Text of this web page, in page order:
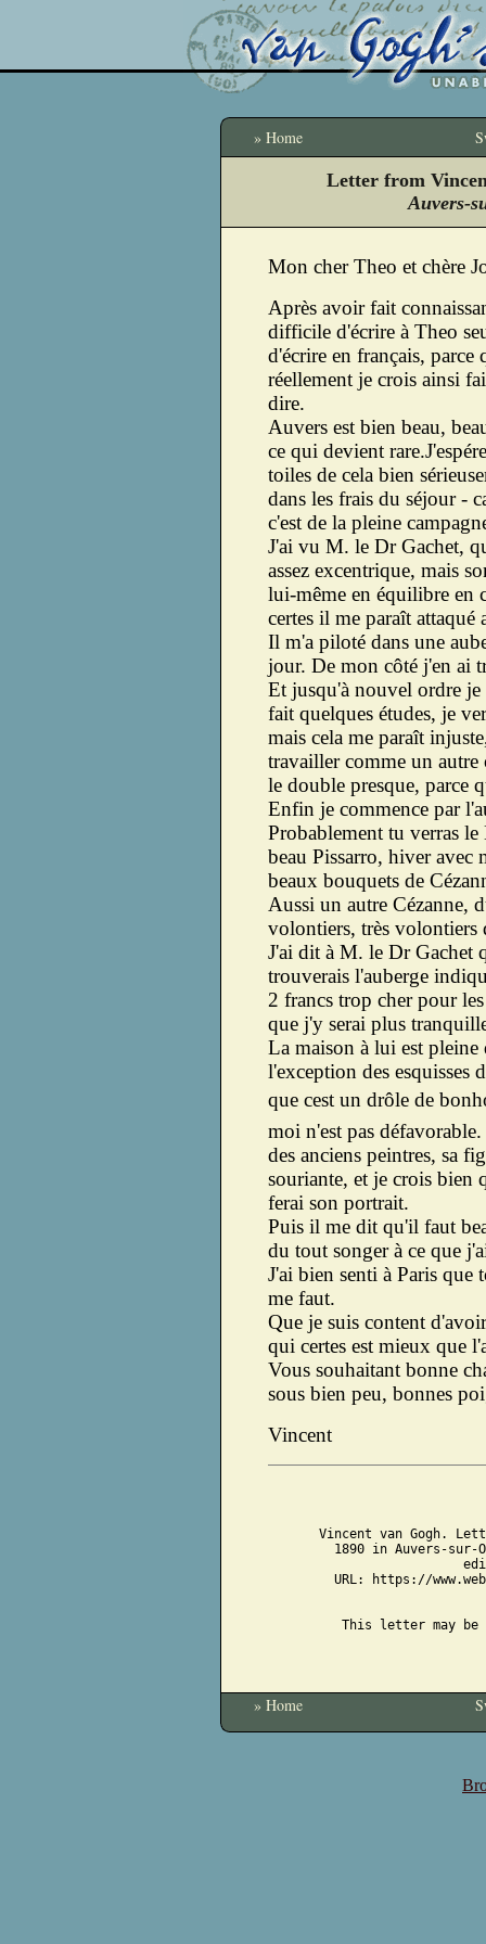
» Home
Letter from
Auvers-
Mon cher Theo et chère
Après avoir fait
difficile d'écrire à Theo
d'écrire en français,
réellement je crois ainsi
dire.
Auvers est bien beau,
ce qui devient
toiles de cela bien
dans les frais du séjour -
c'est de la pleine
J'ai vu M. le Dr Gachet,
assez excentrique, mais
lui-même en équilibre en
certes il me paraît
Il m'a piloté dans une
jour. De mon côté j'en ai
Et jusqu'à nouvel ordre
fait quelques études, je
mais cela me paraît
travailler comme un
le double presque, parce
Enfin je commence par
Probablement tu verras
beau Pissarro, hiver avec
beaux bouquets de
Aussi un autre Cézanne,
volontiers, très volontiers
J'ai dit à M. le Dr Gachet
trouverais l'auberge
2 francs trop cher pour
que j'y serai plus
La maison à lui est
l'exception des esquisses
que cest un drôle de
moi n'est pas
des anciens peintres, sa
souriante, et je crois bien
ferai son portrait.
Puis il me dit qu'il faut
du tout songer à ce que
J'ai bien senti à Paris que
me faut.
Que je suis content
qui certes est mieux que
Vous souhaitant bonne
sous bien peu, bonnes
Vincent
Vincent van Gogh.
1890 in Auvers-
URL: https://
This letter may be
» Home